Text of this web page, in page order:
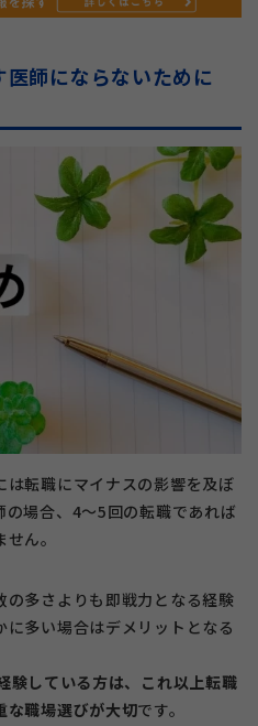
師にならないために
転職にマイナスの影響を及ぼ
場合、4～5回の転職であれば
ん。
の多さよりも即戦力となる経験
多い場合はデメリットとなる
験している方は、これ以上転職
な職場選びが大切です。